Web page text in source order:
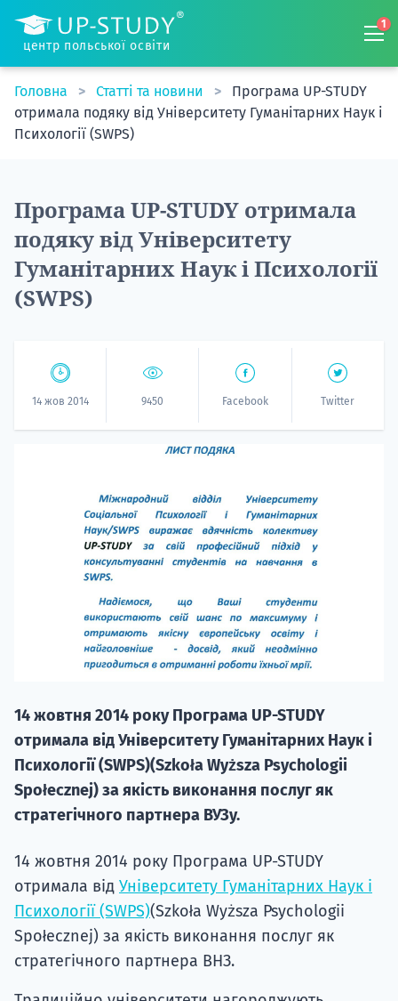
центр польської освіти
1
Головна Статті та новини
Програма UP-STUDY
отримала подяку від Університету Гуманітарних Наук і
Психології (SWPS)
Програма UP-STUDY отримала
подяку від Університету
Гуманітарних Наук і Психології
(SWPS)
14 жов 2014 9450 Facebook Twitter
14 жовтня 2014 року Програма UP-STUDY
отримала від Університету Гуманітарних Наук і
Психології (SWPS)(Szkoła Wyższa Psychologii
Społecznej) за якість виконання послуг як
стратегічного партнера ВУЗу.
14 жовтня 2014 року Програма UP-STUDY
отримала від Університету Гуманітарних Наук і
Психології (SWPS)(Szkoła Wyższa Psychologii
Społecznej) за якість виконання послуг як
стратегічного партнера ВНЗ.